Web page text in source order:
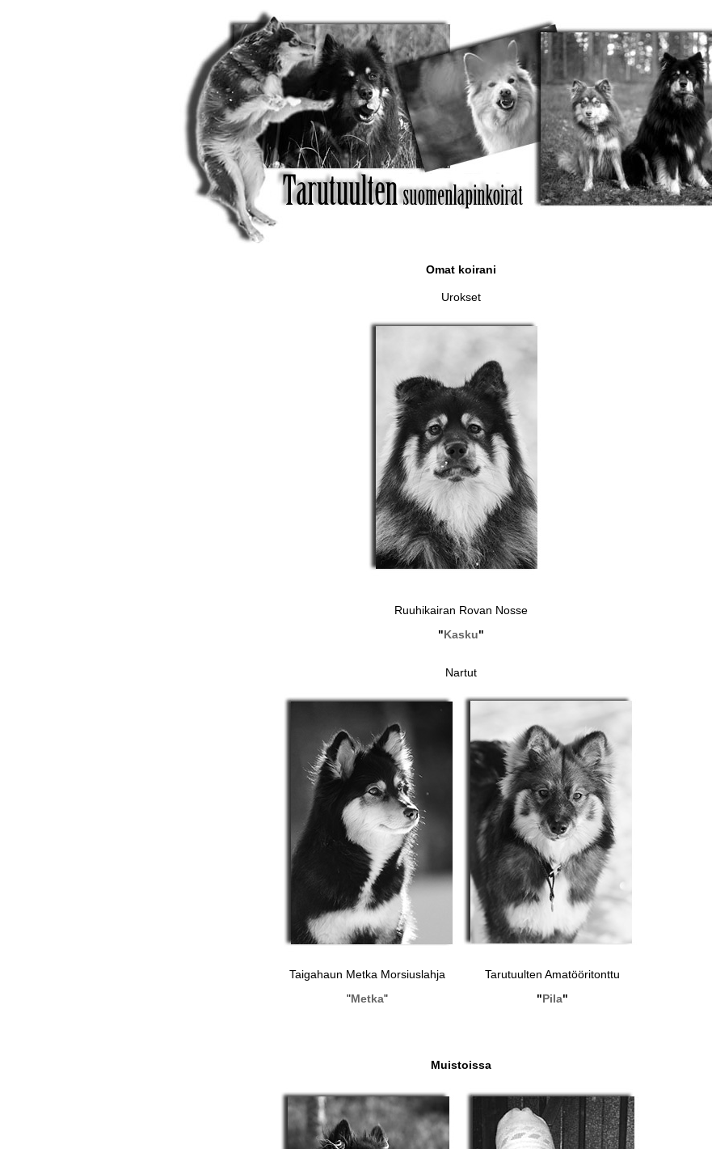
Omat koirani
Urokset
Ruuhikairan Rovan Nosse
"Kasku"
Nartut
Taigahaun Metka Morsiuslahja
"Metka"
Tarutuulten Amatööritonttu
"Pila"
Muistoissa